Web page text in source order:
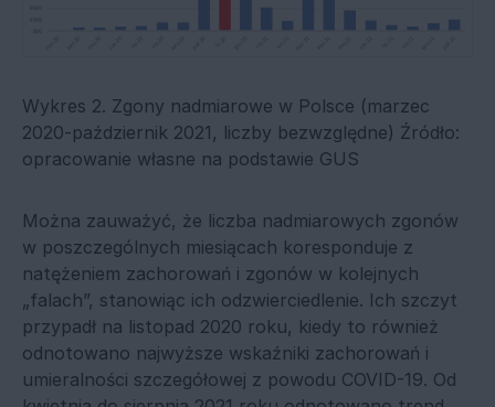
Wykres 2. Zgony nadmiarowe w Polsce (marzec
2020-październik 2021, liczby bezwzględne) Źródło:
opracowanie własne na podstawie GUS
Można zauważyć, że liczba nadmiarowych zgonów
w poszczególnych miesiącach koresponduje z
natężeniem zachorowań i zgonów w kolejnych
„falach”, stanowiąc ich odzwierciedlenie. Ich szczyt
przypadł na listopad 2020 roku, kiedy to również
odnotowano najwyższe wskaźniki zachorowań i
umieralności szczegółowej z powodu COVID-19. Od